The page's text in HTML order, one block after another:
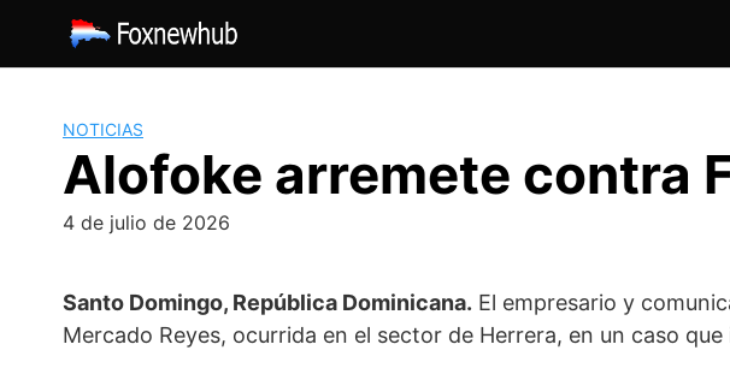
contenido
NOTICIAS
Alofoke arremete contra
4 de julio de 2026
Santo Domingo, República Dominicana. El empresario y
Mercado Reyes, ocurrida en el sector de Herrera, en un caso